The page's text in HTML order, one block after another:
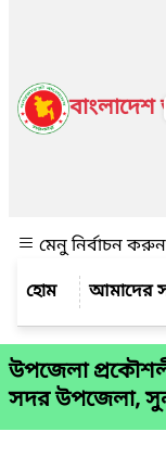
বাংলাদেশ
মেনু নির্বাচন করুন
আমাদের
উপজেলা
সদর উপজেলা,